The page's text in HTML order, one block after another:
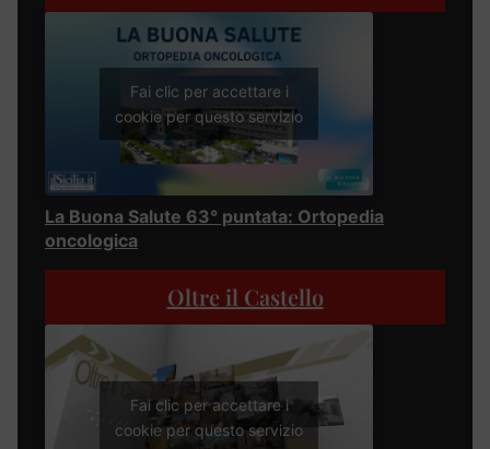
Fai clic per accettare i
cookie per questo servizio
La Buona Salute 63° puntata: Ortopedia
oncologica
Oltre il Castello
Fai clic per accettare i
cookie per questo servizio